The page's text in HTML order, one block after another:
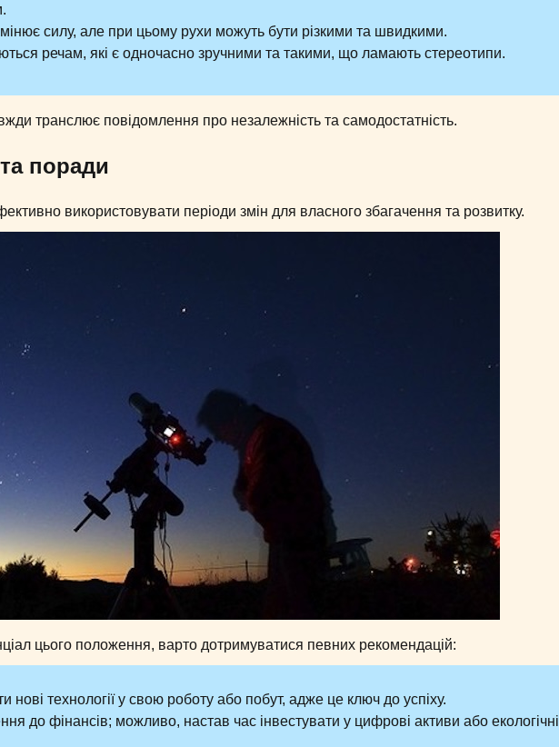
силу, але при цьому рухи можуть бути різкими та швидкими.
речам, які є одночасно зручними та такими, що ламають стереотипи.
транслює повідомлення про незалежність та самодостатність.
поради
використовувати періоди змін для власного збагачення та розвитку.
цього положення, варто дотримуватися певних рекомендацій:
нові технології у свою роботу або побут, адже це ключ до успіху.
до фінансів; можливо, настав час інвестувати у цифрові активи або екологічні